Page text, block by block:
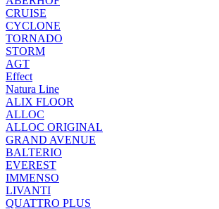
CRUISE
CYCLONE
TORNADO
STORM
AGT
Effect
Natura Line
ALIX FLOOR
ALLOC
ALLOC ORIGINAL
GRAND AVENUE
BALTERIO
EVEREST
IMMENSO
LIVANTI
QUATTRO PLUS